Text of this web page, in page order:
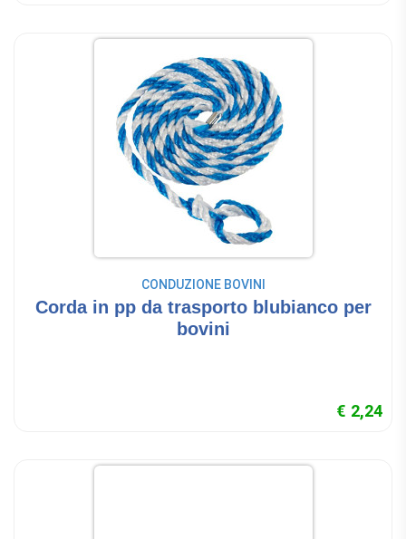
CONDUZIONE BOVINI
Corda in pp da trasporto blubianco per
bovini
€ 2,24